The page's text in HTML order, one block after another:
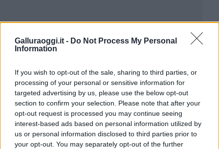
Galluraoggi.it - Do Not Process My Personal
Information
If you wish to opt-out of the sale, sharing to third parties, or
processing of your personal or sensitive information for
targeted advertising by us, please use the below opt-out
section to confirm your selection. Please note that after your
opt-out request is processed you may continue seeing
interest-based ads based on personal information utilized by
us or personal information disclosed to third parties prior to
your opt-out. You may separately opt-out of the further